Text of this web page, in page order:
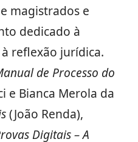
magistrados e
dedicado à
reflexão jurídica.
de Processo do
e Bianca Merola da
(João Renda),
Digitais – A